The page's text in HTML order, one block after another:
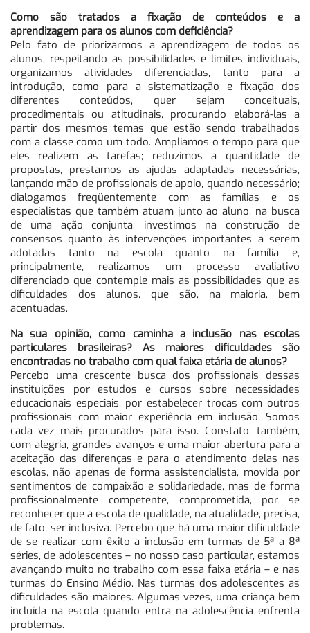
Como são tratados a fixação de conteúdos e a
aprendizagem para os alunos com deficiência?
Pelo fato de priorizarmos a aprendizagem de todos os
alunos, respeitando as possibilidades e limites individuais,
organizamos atividades diferenciadas, tanto para a
introdução, como para a sistematização e fixação dos
diferentes conteúdos, quer sejam conceituais,
procedimentais ou atitudinais, procurando elaborá-las a
partir dos mesmos temas que estão sendo trabalhados
com a classe como um todo. Ampliamos o tempo para que
eles realizem as tarefas; reduzimos a quantidade de
propostas, prestamos as ajudas adaptadas necessárias,
lançando mão de profissionais de apoio, quando necessário;
dialogamos freqüentemente com as famílias e os
especialistas que também atuam junto ao aluno, na busca
de uma ação conjunta; investimos na construção de
consensos quanto às intervenções importantes a serem
adotadas tanto na escola quanto na família e,
principalmente, realizamos um processo avaliativo
diferenciado que contemple mais as possibilidades que as
dificuldades dos alunos, que são, na maioria, bem
acentuadas.
Na sua opinião, como caminha a inclusão nas escolas
particulares brasileiras? As maiores dificuldades são
encontradas no trabalho com qual faixa etária de alunos?
Percebo uma crescente busca dos profissionais dessas
instituições por estudos e cursos sobre necessidades
educacionais especiais, por estabelecer trocas com outros
profissionais com maior experiência em inclusão. Somos
cada vez mais procurados para isso. Constato, também,
com alegria, grandes avanços e uma maior abertura para a
aceitação das diferenças e para o atendimento delas nas
escolas, não apenas de forma assistencialista, movida por
sentimentos de compaixão e solidariedade, mas de forma
profissionalmente competente, comprometida, por se
reconhecer que a escola de qualidade, na atualidade, precisa,
de fato, ser inclusiva. Percebo que há uma maior dificuldade
de se realizar com êxito a inclusão em turmas de 5ª a 8ª
séries, de adolescentes – no nosso caso particular, estamos
avançando muito no trabalho com essa faixa etária – e nas
turmas do Ensino Médio. Nas turmas dos adolescentes as
dificuldades são maiores. Algumas vezes, uma criança bem
incluída na escola quando entra na adolescência enfrenta
problemas.